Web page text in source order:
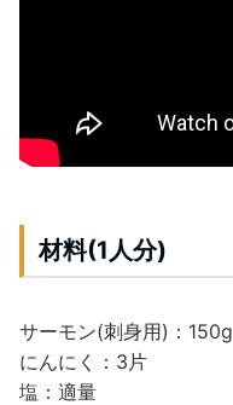
材料(1人分)
サーモン(刺身用)：150g
にんにく：3片
塩：適量